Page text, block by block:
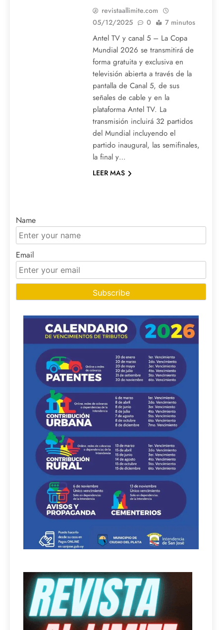
revistaallimite.com
05/12/2025
0 7 minutos
Antel TV y canal 5 – La Copa
Mundial 2026 se transmitirá de
forma gratuita y exclusiva en
televisión abierta a través de la
pantalla de Canal 5, de sus
señales de cable y en la
plataforma Antel TV. La
transmisión incluirá 32 partidos
del Mundial incluyendo el
partido inaugural, las semifinales,
la final y…
LEER MAS
Name
Email